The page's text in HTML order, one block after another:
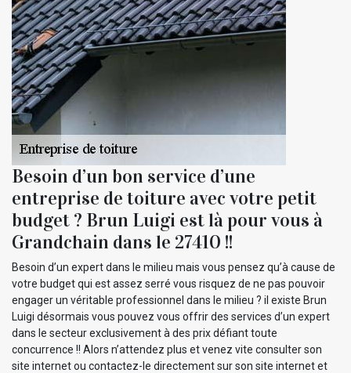
Besoin d’un bon service d’une
entreprise de toiture avec votre petit
budget ? Brun Luigi est là pour vous à
Grandchain dans le 27410 !!
Besoin d’un expert dans le milieu mais vous pensez qu’à cause de
votre budget qui est assez serré vous risquez de ne pas pouvoir
engager un véritable professionnel dans le milieu ? il existe Brun
Luigi désormais vous pouvez vous offrir des services d’un expert
dans le secteur exclusivement à des prix défiant toute
concurrence !! Alors n’attendez plus et venez vite consulter son
site internet ou contactez-le directement sur son site internet et